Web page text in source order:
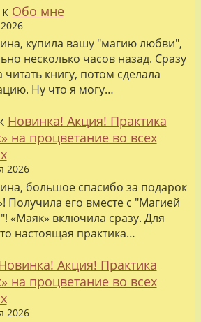
к Обо мне
купила вашу "магию любви",
несколько часов назад. Сразу
читать книгу, потом сделала
Ну что я могу…
Новинка! Акция! Практика
на процветание во всех
2026
большое спасибо за подарок
Получила его вместе с "Магией
«Маяк» включила сразу. Для
настоящая практика…
Акция! Практика
на процветание во всех
2026